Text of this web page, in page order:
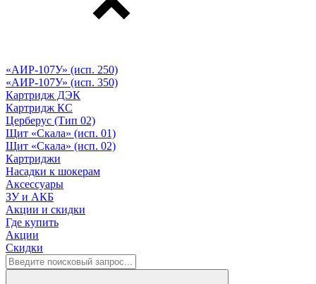
«АИР-107У» (исп. 250)
«АИР-107У» (исп. 350)
Картридж ДЭК
Картридж КС
Церберус (Тип 02)
Щит «Скала» (исп. 01)
Щит «Скала» (исп. 02)
Картриджи
Насадки к шокерам
Аксессуары
ЗУ и АКБ
Акции и скидки
Где купить
Акции
Скидки